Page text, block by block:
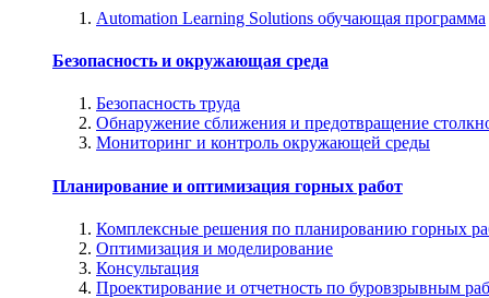
Automation Learning Solutions обучающая программа
Безопасность и окружающая среда
Безопасность труда
Обнаружение сближения и предотвращение
Мониторинг и контроль окружающей среды
Планирование и оптимизация горных работ
Комплексные решения по планированию горных
Оптимизация и моделирование
Консультация
Проектирование и отчетность по буровзрывным